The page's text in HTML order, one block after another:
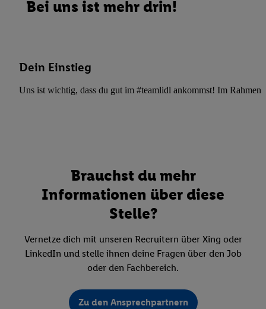
Bei uns ist mehr drin!
Dein Einstieg
Uns ist wichtig, dass du gut im #teamlidl ankommst! Im Rahmen
Brauchst du mehr
Informationen über diese
Stelle?
Vernetze dich mit unseren Recruitern über Xing oder
LinkedIn und stelle ihnen deine Fragen über den Job
oder den Fachbereich.
Zu den Ansprechpartnern